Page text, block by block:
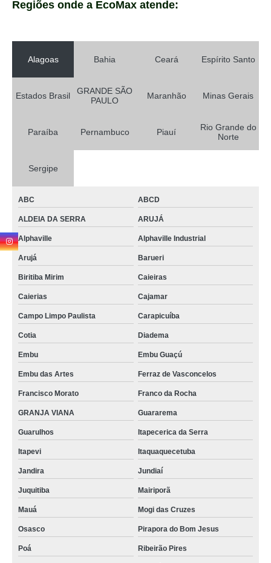
Regiões onde a EcoMax atende:
Alagoas Bahia Ceará Espírito Santo
Estados Brasil
GRANDE SÃO
PAULO
Maranhão Minas Gerais
Paraíba Pernambuco Piauí
Rio Grande do
Norte
Sergipe
ABC ABCD
ALDEIA DA SERRA ARUJÁ
Alphaville Alphaville Industrial
Arujá Barueri
Biritiba Mirim Caieiras
Caierias Cajamar
Campo Limpo Paulista Carapicuíba
Cotia Diadema
Embu Embu Guaçú
Embu das Artes Ferraz de Vasconcelos
Francisco Morato Franco da Rocha
GRANJA VIANA Guararema
Guarulhos Itapecerica da Serra
Itapevi Itaquaquecetuba
Jandira Jundiaí
Juquitiba Mairiporã
Mauá Mogi das Cruzes
Osasco Pirapora do Bom Jesus
Poá Ribeirão Pires